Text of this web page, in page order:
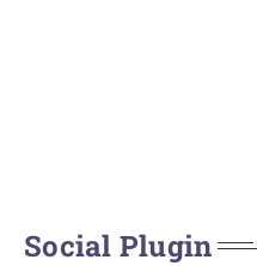
Social Plugin